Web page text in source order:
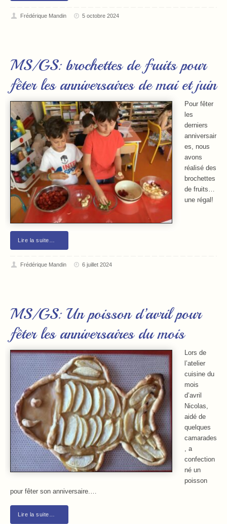
Frédérique Mandin 5 octobre 2024
MS/GS: brochettes de fruits pour
fêter les anniversaires de mai et juin
Pour fêter
les
derniers
anniversair
es, nous
avons
réalisé des
brochettes
de fruits…
une régal!
Lire la suite…
Frédérique Mandin 6 juillet 2024
MS/GS: Un poisson d’avril pour
fêter les anniversaires du mois
Lors de
l’atelier
cuisine du
mois
d’avril
Nicolas,
aidé de
quelques
camarades
, a
confection
né un
poisson
pour fêter son anniversaire.…
Lire la suite…